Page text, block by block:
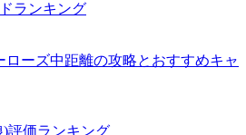
ランキング
ローズ中距離の攻略とおすすめキャ
評価ランキング